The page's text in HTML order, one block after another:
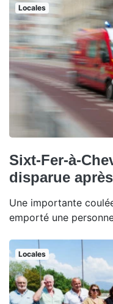
Locales
Sixt-Fer-à-
disparue
Une importante
emporté une
Locales